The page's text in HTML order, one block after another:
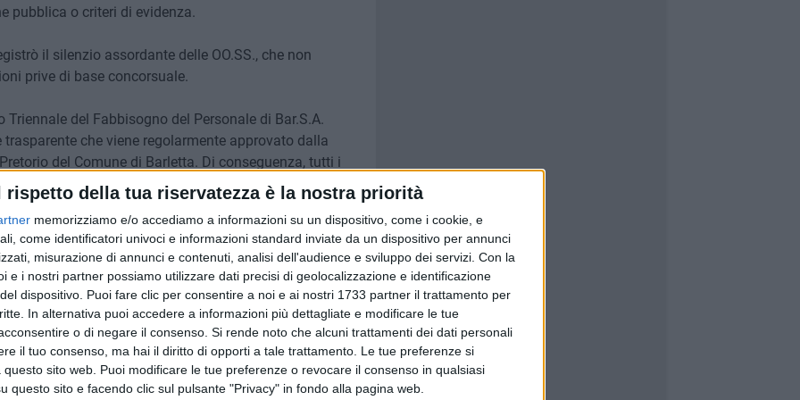
rispetto della tua riservatezza è la nostra priorità
memorizziamo e/o accediamo a informazioni su un dispositivo, come i cookie, e
come identificatori univoci e informazioni standard inviate da un dispositivo per annunci
misurazione di annunci e contenuti, analisi dell'audience e sviluppo dei servizi. Con la
e i nostri partner possiamo utilizzare dati precisi di geolocalizzazione e identificazione
dispositivo. Puoi fare clic per consentire a noi e ai nostri 1733 partner il trattamento per
In alternativa puoi accedere a informazioni più dettagliate e modificare le tue
o di negare il consenso. Si rende noto che alcuni trattamenti dei dati personali
il tuo consenso, ma hai il diritto di opporti a tale trattamento. Le tue preferenze si
sito web. Puoi modificare le tue preferenze o revocare il consenso in qualsiasi
questo sito e facendo clic sul pulsante "Privacy" in fondo alla pagina web.
pubblica o criteri di evidenza.
il silenzio assordante delle OO.SS., che non
prive di base concorsuale.
del Fabbisogno del Personale di Bar.S.A.
che viene regolarmente approvato dalla
del Comune di Barletta. Di conseguenza, tutti i
aziendali sono pubblici, ufficiali e accessibili a
in atto nel 2025 hanno semplicemente coperto quelle
sempre tramite atti a evidenza pubblica e non per
giugno u.s., il piano strategico aziendale garantirà
vantaggio economico.
della Magistratura Contabile, lo stesso appare
nell'opinione pubblica, suggerendo implicitamente,